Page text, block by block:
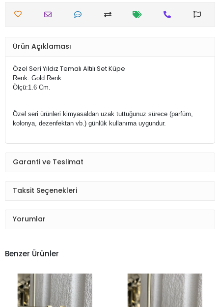
Ürün Açıklaması
Özel Seri Yıldız Temalı Altılı Set Küpe
Renk: Gold Renk
Ölçü:1.6 Cm.
Özel seri ürünleri kimyasaldan uzak tuttuğunuz sürece (parfüm,
kolonya, dezenfektan vb.) günlük kullanıma uygundur.
Garanti ve Teslimat
Taksit Seçenekleri
Yorumlar
Benzer Ürünler